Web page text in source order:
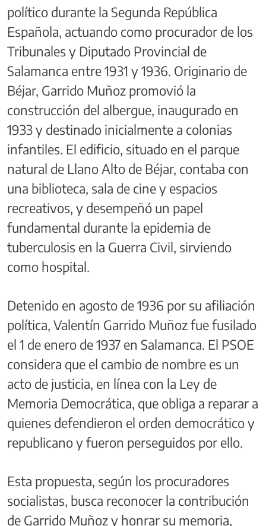
político durante la Segunda República
Española, actuando como procurador de los
Tribunales y Diputado Provincial de
Salamanca entre 1931 y 1936. Originario de
Béjar, Garrido Muñoz promovió la
construcción del albergue, inaugurado en
1933 y destinado inicialmente a colonias
infantiles. El edificio, situado en el parque
natural de Llano Alto de Béjar, contaba con
una biblioteca, sala de cine y espacios
recreativos, y desempeñó un papel
fundamental durante la epidemia de
tuberculosis en la Guerra Civil, sirviendo
como hospital.
Detenido en agosto de 1936 por su afiliación
política, Valentín Garrido Muñoz fue fusilado
el 1 de enero de 1937 en Salamanca. El PSOE
considera que el cambio de nombre es un
acto de justicia, en línea con la Ley de
Memoria Democrática, que obliga a reparar a
quienes defendieron el orden democrático y
republicano y fueron perseguidos por ello.
Esta propuesta, según los procuradores
socialistas, busca reconocer la contribución
de Garrido Muñoz y honrar su memoria,